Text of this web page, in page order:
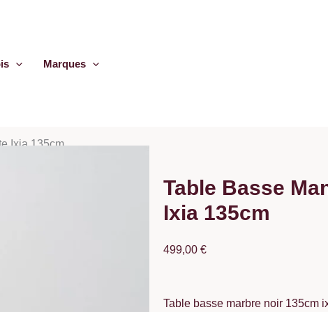
Marques
Ixia 135cm
Table Basse
Ixia 135cm
499,00 €
Table basse marbre noir 135cm